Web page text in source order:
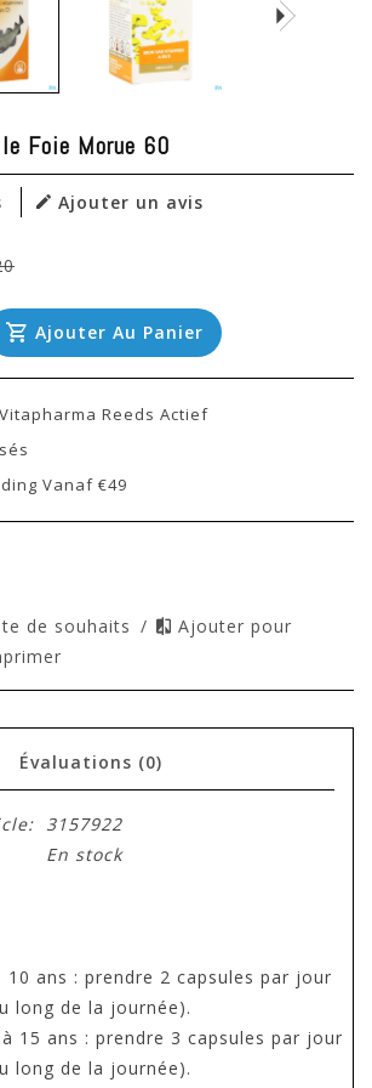
Foie Morue 60
Ajouter un avis
Ajouter Au Panier
Reeds Actief
Vanaf €49
de souhaits /
Ajouter pour
Évaluations (0)
3157922
En stock
10 ans : prendre 2 capsules par jour
long de la journée).
15 ans : prendre 3 capsules par jour
long de la journée).